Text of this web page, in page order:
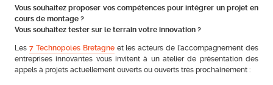
Vous souhaitez proposer vos compétences pour intégrer un projet en
cours de montage ?
Vous souhaitez tester sur le terrain votre innovation ?
Les 7 Technopoles Bretagneet les acteurs de l’accompagnement des
entreprises innovantes vous invitent à un atelier de présentation des
appels à projets actuellement ouverts ou ouverts très prochainement :